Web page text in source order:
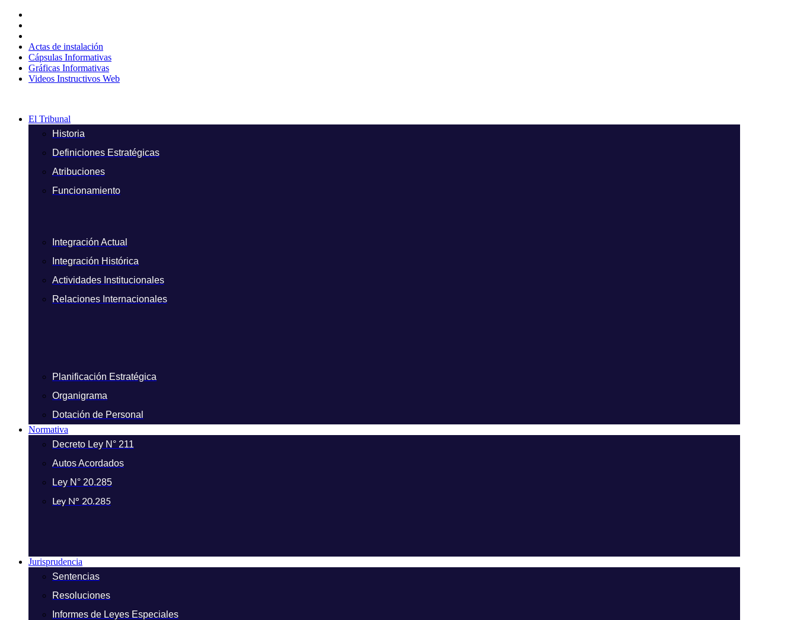
contenido
Actas de instalación
Cápsulas Informativas
Gráficas Informativas
Videos Instructivos Web
El Tribunal
Historia
Definiciones Estratégicas
Atribuciones
Funcionamiento
Integración Actual
Integración Histórica
Actividades Institucionales
Relaciones Internacionales
Planificación Estratégica
Organigrama
Dotación de Personal
Normativa
Decreto Ley N° 211
Autos Acordados
Ley N° 20.285
Ley N° 20.285
Jurisprudencia
Sentencias
Resoluciones
Informes de Leyes Especiales